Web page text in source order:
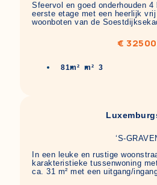
Sfeervol en goed onderhouden
eerste etage met een heerlijk
woonboten van de
€
81m² m² 3
‘S-
In een leuke en rustige
karakteristieke tussenwoning
ca. 31 m² met een uitgang/